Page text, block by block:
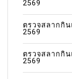
2569
ตรวจสลากกิ
2569
ตรวจสลากกิ
2569